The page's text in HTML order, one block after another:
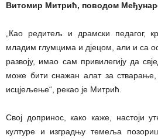
Витомир Митрић, поводом
„Као редитељ и драмски педагог,
младим глумцима и дјецом, али и са
развоју, имао сам привилегију да
може бити снажан алат за стварање,
исцјељење“, рекао је Митрић.
Свој допринос, како каже, настоји
културе и изградњу темеља